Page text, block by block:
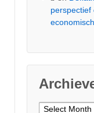
perspectief
Archieven